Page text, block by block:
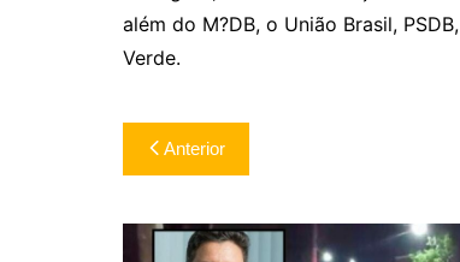
além do M?DB, o União Brasil,
Verde.
Navegação
de
Post
Anterior